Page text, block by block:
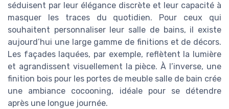
séduisent par leur élégance discrète et leur capacité à
masquer les traces du quotidien. Pour ceux qui
souhaitent personnaliser leur salle de bains, il existe
aujourd’hui une large gamme de finitions et de décors.
Les façades laquées, par exemple, reflètent la lumière
et agrandissent visuellement la pièce. À l’inverse, une
finition bois pour les portes de meuble salle de bain crée
une ambiance cocooning, idéale pour se détendre
après une longue journée.